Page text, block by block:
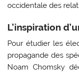
occidentale des
L’inspiration
Pour étudier les
propagande des
Noam Chomsky